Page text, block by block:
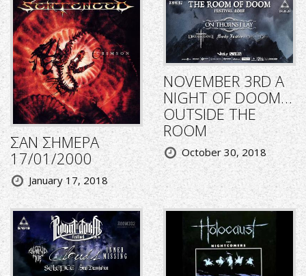
ΣΑΝ ΣΗΜΕΡΑ
17/01/2000
January 17, 2018
NOVEMBER 3RD A
NIGHT OF DOOM…
OUTSIDE THE
ROOM
October 30, 2018